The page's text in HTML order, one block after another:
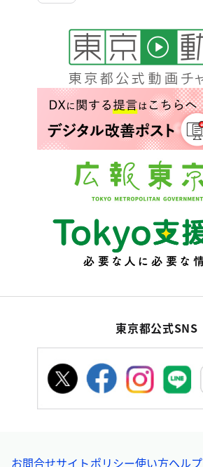
東京都公式SNS
お問合せサイトポリシー使い方ヘルプ